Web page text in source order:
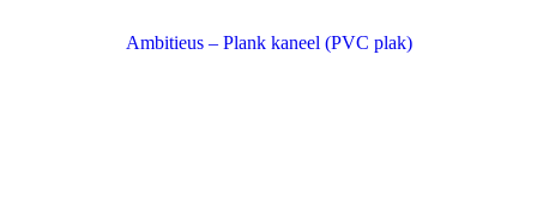
Ambitieus – Plank kaneel (PVC plak)